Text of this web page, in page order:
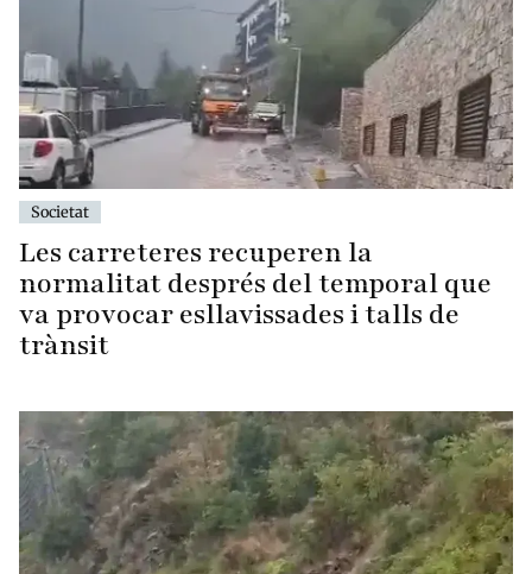
Societat
Les carreteres recuperen la
normalitat després del temporal que
va provocar esllavissades i talls de
trànsit